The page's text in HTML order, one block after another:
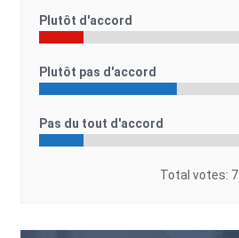
Plutôt d'accord
Plutôt pas d'accord
Pas du tout d'accord
Total votes: 7